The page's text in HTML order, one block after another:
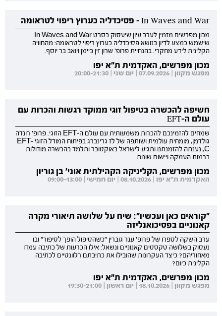
In Waves and War - פסיכדליה כערוץ ריפוי לטראומה
מכון מפרשים מזמין לערב עיון שיעסוק בסרט In Waves and War
שישמש כמצע לדיון בנושא פסיכדליה כערוץ ריפוי לטראומה: מהחוויה
הקלינית לידע מחקרי. בהנחיית פרופ' שרון זין ביימן ויואב בר יוסף.
מכון מפרשים, האקדמית ת"א יפו
מפגש מקוון | 07.09.2026 | יום שני | 20:00-21:30
חשיפה להכשרה בטיפול זוגי ממוקד רגשות והכרות עם
עולם ה-EFT
שמחים להזמינכם להכרות משמעותית עם עולם ה-EFT הזוגי. פרופ' רונדה
גולדמן, מומחית עולמית ושותפה של לז גרינברג בפיתוח המודל הזוגי EFT-
C, נענתה להזמנתנו ותגיע לישראל באוקטובר ותלמד בהכשרה מודולות
ברמות העמקה ויישום שונות.
מכון מפרשים, הקליניקה הקהילתית אוני' בן גוריון
האקדמית ת"א יפו | 08.10.2026 | יום חמישי | 09:00-13:00
"קוראים כאן ועכשיו": שיח על שלושה תיאורי מקרה
קאנוניים בפסיכואנליזה
ערב השקה לספרו של פרופ' ענר גוברין "כשהטיפול הופך לסיפור" ובו
נעסוק בשלושה טקסטים קאנוניים ונשאל: אילו הכרעות של כתיבה עמדו
מאחוריהם? כיצד העקרונות שהובילו את כתיבתם רלוונטיים לכתיבה
הקלינית כיום?
מכון מפרשים, האקדמית ת"א יפו
מפגש מקוון | 18.10.2026 | יום ראשון | 19:30-21:00